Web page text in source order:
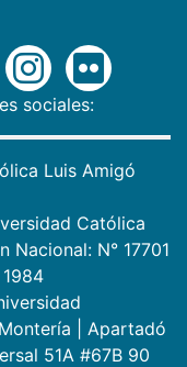
sociales:
Luis Amigó
Católica
Nacional: N° 17701
Montería
Apartadó
51A #67B 90